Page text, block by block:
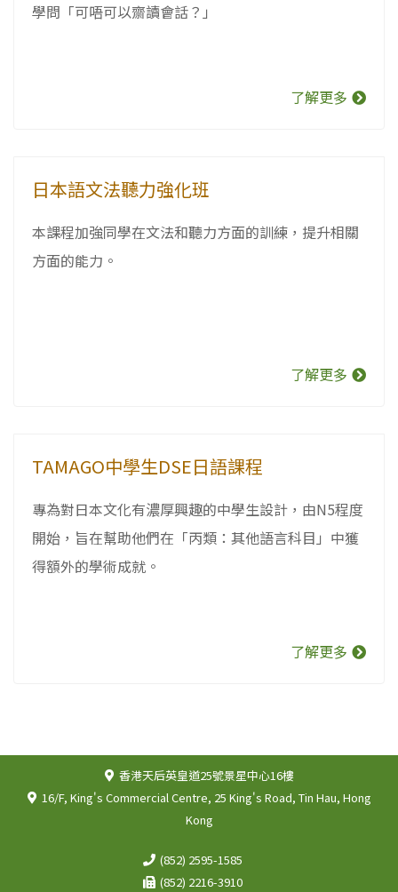
學問「可唔可以齋讀會話？」
了解更多
日本語文法聽力強化班
本課程加強同學在文法和聽力方面的訓練，提升相關
方面的能力。
了解更多
TAMAGO中學生DSE日語課程
專為對日本文化有濃厚興趣的中學生設計，由N5程度
開始，旨在幫助他們在「丙類：其他語言科目」中獲
得額外的學術成就。
了解更多
香港天后英皇道25號景星中心16樓
16/F, King's Commercial Centre, 25 King's Road, Tin Hau, Hong
Kong
(852) 2595-1585
(852) 2216-3910